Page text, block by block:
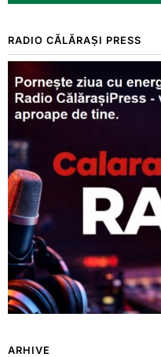
RADIO CĂLĂRAȘI PRESS
ARHIVE